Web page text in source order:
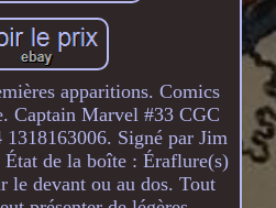
apparitions. Comics
Captain Marvel #33 CGC
Signé par Jim
de la boîte : Éraflure(s)
le devant ou au dos. Tout